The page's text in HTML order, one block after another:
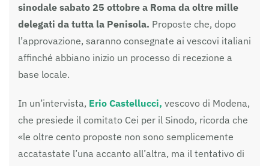
sinodale sabato 25 ottobre a Roma da oltre mille
delegati da tutta la Penisola. Proposte che, dopo
l’approvazione, saranno consegnate ai vescovi italiani
affinché abbiano inizio un processo di recezione a
base locale.
In un’intervista, Erio Castellucci, vescovo di Modena,
che presiede il comitato Cei per il Sinodo, ricorda che
«le oltre cento proposte non sono semplicemente
accatastate l’una accanto all’altra, ma il tentativo di